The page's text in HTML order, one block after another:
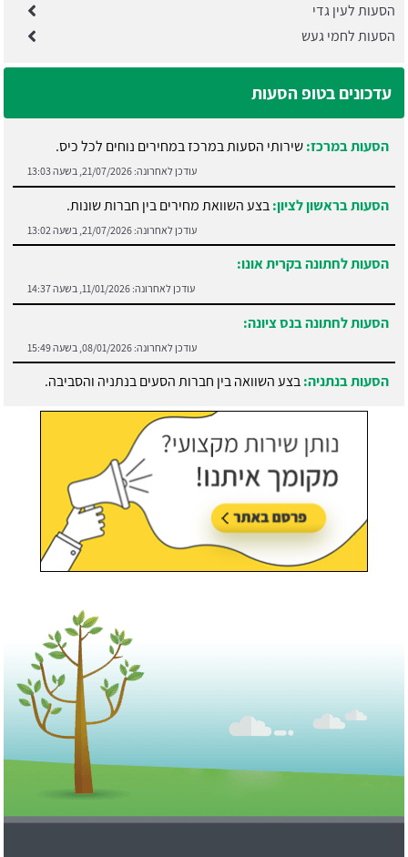
הסעות לעין גדי
הסעות לחמי געש
עדכונים בטופ הסעות
הסעות במרכז:שירותי הסעות במרכז במחירים נוחים לכל כיס.
עודכן לאחרונה: 21/07/2026, בשעה 13:03
הסעות בראשון לציון:בצע השוואת מחירים בין חברות שונות.
עודכן לאחרונה: 21/07/2026, בשעה 13:02
הסעות לחתונה בקרית אונו:
עודכן לאחרונה: 11/01/2026, בשעה 14:37
הסעות לחתונה בנס ציונה:
עודכן לאחרונה: 08/01/2026, בשעה 15:49
הסעות בנתניה:בצע השוואה בין חברות הסעים בנתניה והסביבה.